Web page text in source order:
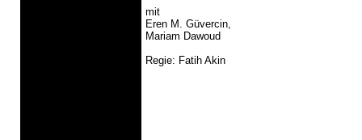
mit
Eren M. Güvercin,
Mariam Dawoud
Regie: Fatih Akin